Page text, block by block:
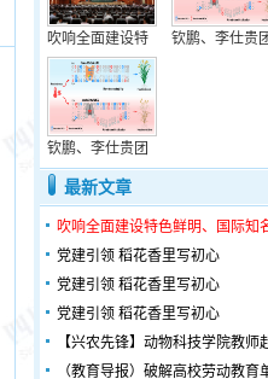
吹响全面建设特 钦鹏、李仕贵
钦鹏、李仕贵团
最新文章
吹响全面建设特色鲜明、国际知
党建引领 稻花香里写初心
党建引领 稻花香里写初心
党建引领 稻花香里写初心
【兴农先锋】动物科技学院教师
（教育导报）破解高校劳动教育